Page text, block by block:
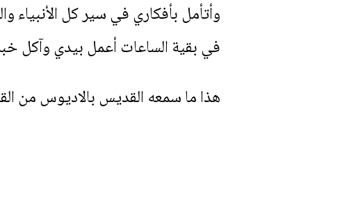
وأتأمل بأفكاري في سير كل الأنبياء
في بقية الساعات أعمل بيدي وآكل
هذا ما سمعه القديس بالاديوس من